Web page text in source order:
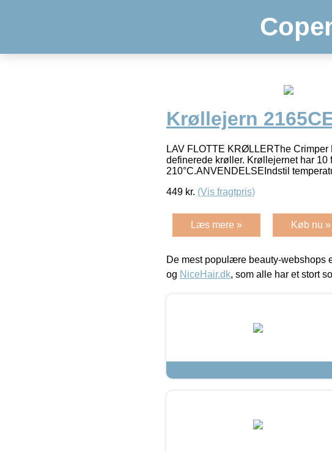
Krøllejern
LAV FLOTTE KRØLLERThe
definerede krøller. Krøllejernet har 10
210°C.ANVENDELSEIndstil
449 kr. (Vis fragtpris)
Læs mere » Køb nu »
De mest populære beauty-webshops
og NiceHair.dk, som alle har et stort